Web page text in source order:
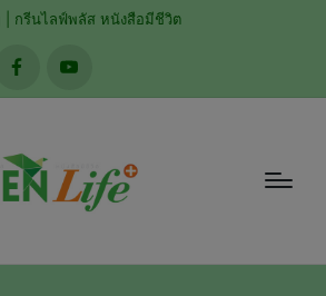
| กรีนไลฟ์พลัส หนังสือมีชีวิต
facebookyoutube
modal-check